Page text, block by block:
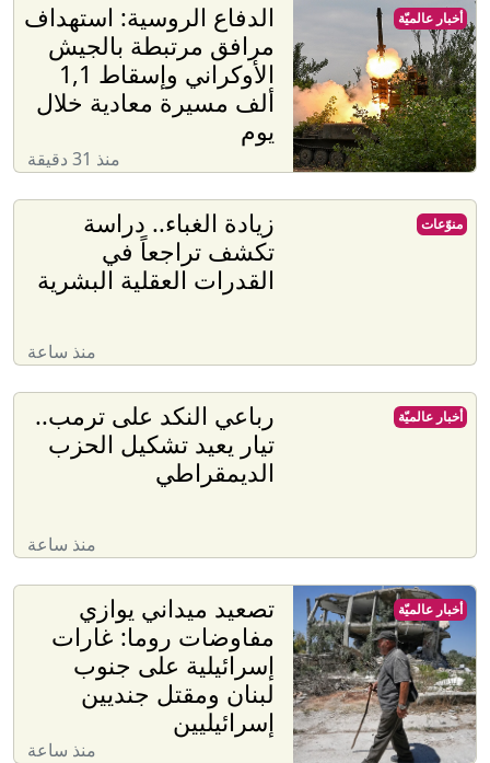
الدفاع الروسية: استهداف
مرافق مرتبطة بالجيش
الأوكراني وإسقاط 1,1
ألف مسيرة معادية خلال
يوم
منذ 31 دقيقة
أخبار عالميّة
زيادة الغباء.. دراسة
تكشف تراجعاً في
القدرات العقلية البشرية
منذ ساعة
منوّعات
رباعي النكد على ترمب..
تيار يعيد تشكيل الحزب
الديمقراطي
منذ ساعة
أخبار عالميّة
تصعيد ميداني يوازي
مفاوضات روما: غارات
إسرائيلية على جنوب
لبنان ومقتل جنديين
إسرائيليين
منذ ساعة
أخبار عالميّة